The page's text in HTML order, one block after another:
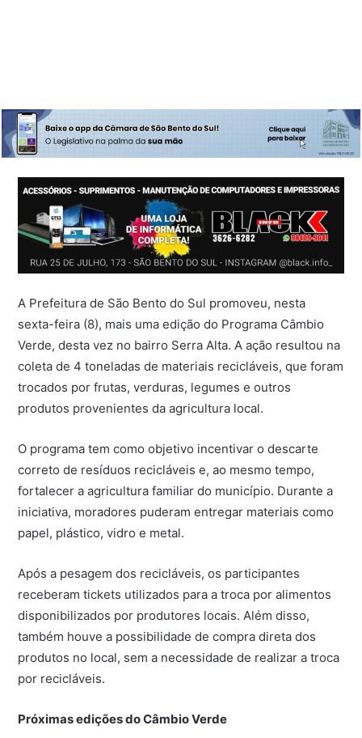
A Prefeitura de São Bento do Sul promoveu, nesta
sexta-feira (8), mais uma edição do Programa Câmbio
Verde, desta vez no bairro Serra Alta. A ação resultou na
coleta de 4 toneladas de materiais recicláveis, que foram
trocados por frutas, verduras, legumes e outros
produtos provenientes da agricultura local.
O programa tem como objetivo incentivar o descarte
correto de resíduos recicláveis e, ao mesmo tempo,
fortalecer a agricultura familiar do município. Durante a
iniciativa, moradores puderam entregar materiais como
papel, plástico, vidro e metal.
Após a pesagem dos recicláveis, os participantes
receberam tickets utilizados para a troca por alimentos
disponibilizados por produtores locais. Além disso,
também houve a possibilidade de compra direta dos
produtos no local, sem a necessidade de realizar a troca
por recicláveis.
Próximas edições do Câmbio Verde